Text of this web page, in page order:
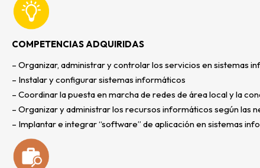
COMPETENCIAS ADQUIRIDAS
– Organizar, administrar y controlar los servicios en sistemas
– Instalar y configurar sistemas informáticos
– Coordinar la puesta en marcha de redes de área local y la
– Organizar y administrar los recursos informáticos según las
– Implantar e integrar “software” de aplicación en sistemas